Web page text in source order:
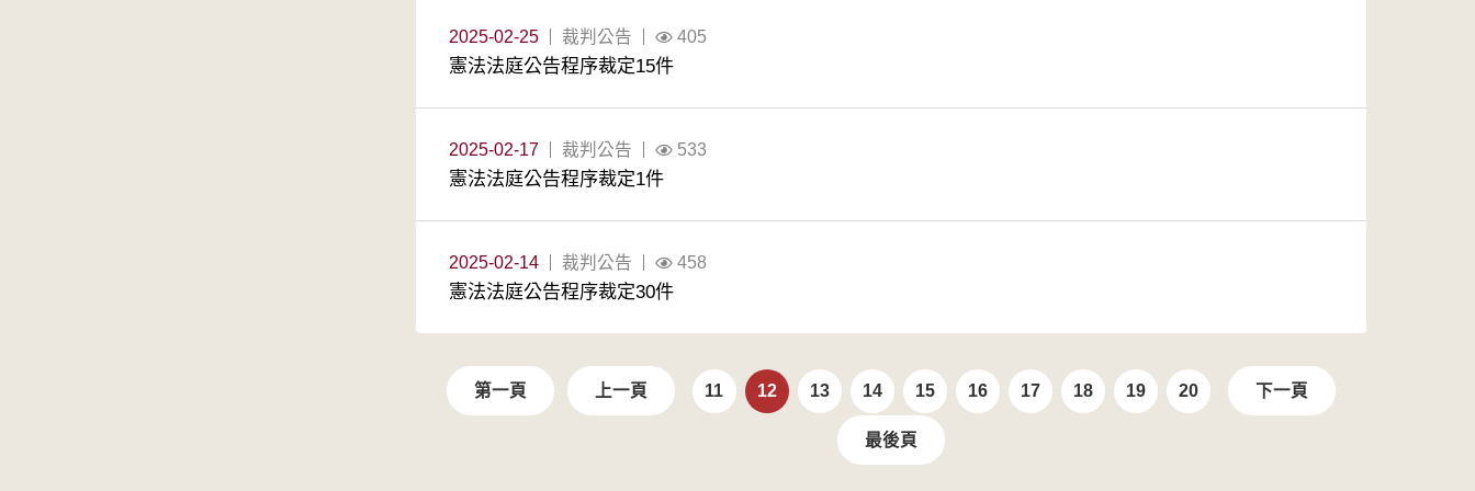
2025-02-25 裁判公告 405
憲法法庭公告程序裁定15件
2025-02-17 裁判公告 533
憲法法庭公告程序裁定1件
2025-02-14 裁判公告 458
憲法法庭公告程序裁定30件
第一頁 上一頁 11 12 13 14 15 16 17 18 19 20 下一頁
最後頁